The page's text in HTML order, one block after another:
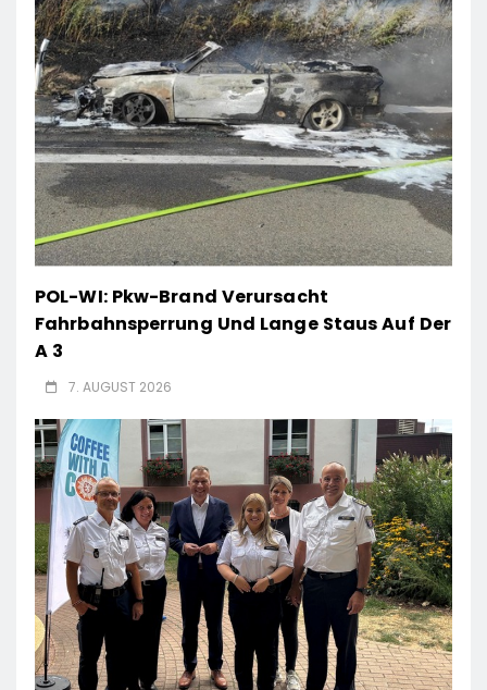
POL-WI: Pkw-Brand Verursacht
Fahrbahnsperrung Und Lange Staus Auf Der
A 3
7. AUGUST 2026